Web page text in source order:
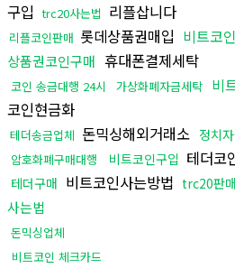
구입 trc20사는법 리플삽니다
리플코인판매 롯데상품권매입 비트코
상품권코인구매 휴대폰결제세탁
코인 송금대행 24시 가상화폐자금세탁 비
코인현금화
테더송금업체 돈믹싱해외거래소 정치
암호화폐구매대행 비트코인구입 테더코
테더구매 비트코인사는방법 trc20판매
사는법
돈믹싱업체
비트코인 체크카드